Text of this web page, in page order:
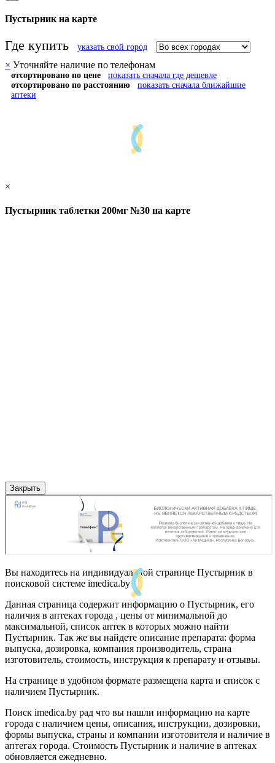
Пустырник на карте
Где купить указать свой город
× Уточняйте наличие по телефонам
отсортировано по цене
показать сначала где дешевле
отсортировано по расстоянию
показать сначала ближайшие
аптеки
×
Пустырник таблетки 200мг №30 на карте
Закрыть
Вы находитесь на индивидуальной странице Пустырник в
поисковой системе imedica.by
Данная страница содержит информацию о Пустырник, его
наличия в аптеках города , цены от минимальной до
максимальной, список аптек в которых можно найти
Пустырник. Так же вы найдете описание препарата: форма
выпуска, дозировка, компания производитель, страна
изготовитель, стоимость, инструкция к препарату и отзывы.
На странице в удобном формате размещена карта и список с
наличием Пустырник.
Поиск imedica.by рад что вы нашли информацию на карте
города с наличием цены, описания, инструкции, дозировки,
формы выпуска, страны и компании изготовителя и наличие в
аптегах города. Стоимость Пустырник и наличие в аптеках
обновляется ежедневно.